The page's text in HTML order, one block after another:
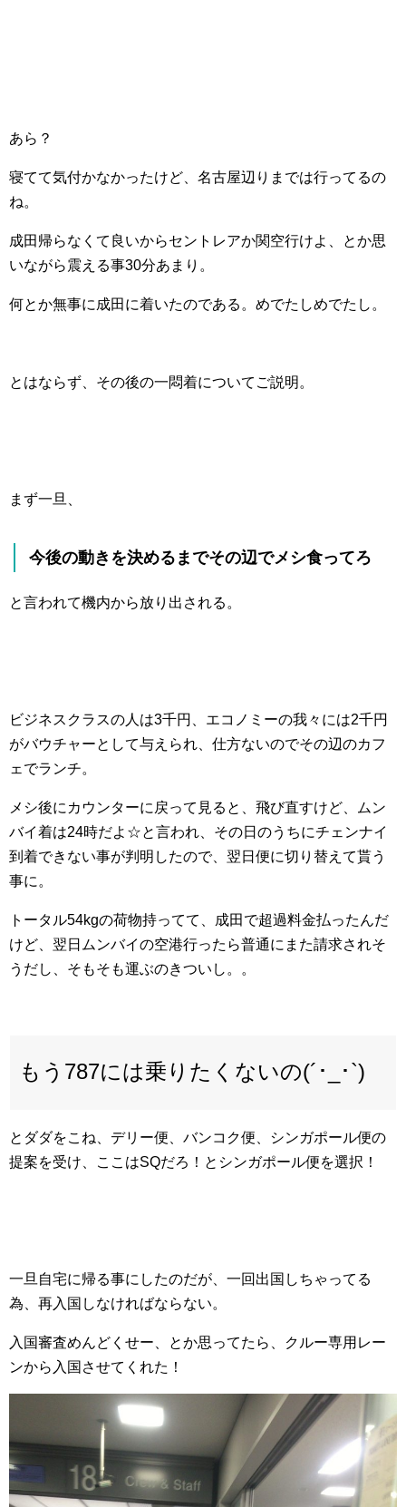
あら？
寝てて気付かなかったけど、名古屋辺りまでは行ってるの
ね。
成田帰らなくて良いからセントレアか関空行けよ、とか思
いながら震える事30分あまり。
何とか無事に成田に着いたのである。めでたしめでたし。
とはならず、その後の一悶着についてご説明。
まず一旦、
今後の動きを決めるまでその辺でメシ食ってろ
と言われて機内から放り出される。
ビジネスクラスの人は3千円、エコノミーの我々には2千円
がバウチャーとして与えられ、仕方ないのでその辺のカフ
ェでランチ。
メシ後にカウンターに戻って見ると、飛び直すけど、ムン
バイ着は24時だよ☆と言われ、その日のうちにチェンナイ
到着できない事が判明したので、翌日便に切り替えて貰う
事に。
トータル54kgの荷物持ってて、成田で超過料金払ったんだ
けど、翌日ムンバイの空港行ったら普通にまた請求されそ
うだし、そもそも運ぶのきついし。。
もう787には乗りたくないの(´･_･`)
とダダをこね、デリー便、バンコク便、シンガポール便の
提案を受け、ここはSQだろ！とシンガポール便を選択！
一旦自宅に帰る事にしたのだが、一回出国しちゃってる
為、再入国しなければならない。
入国審査めんどくせー、とか思ってたら、クルー専用レー
ンから入国させてくれた！